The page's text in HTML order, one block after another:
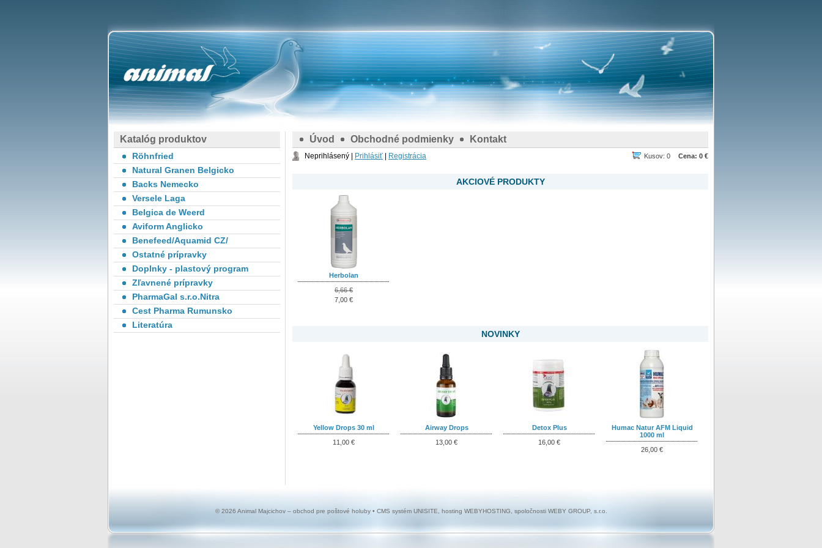
Úvod Obchodné podmienky Kontakt
Neprihlásený | Prihlásiť Registrácia Kusov: 0 Cena: 0 €
AKCIOVÉ PRODUKTY
Herbolan
6,66 €
7,00 €
NOVINKY
Yellow Drops 30 ml
11,00 €
Airway Drops
13,00 €
Detox Plus
16,00 €
Humac Natur AFM Liquid
1000 ml
26,00 €
Katalóg produktov
Röhnfried
Natural Granen Belgicko
Backs Nemecko
Versele Laga
Belgica de Weerd
Aviform Anglicko
Benefeed/Aquamid CZ/
Ostatné prípravky
Doplnky - plastový program
Zľavnené prípravky
PharmaGal s.r.o.Nitra
Cest Pharma Rumunsko
Literatúra
© 2026 Animal Majcichov – obchod pre poštové holuby • CMS systém UNISITE , hosting WEBYHOSTING , spoločnosti WEBY GROUP, s.r.o.